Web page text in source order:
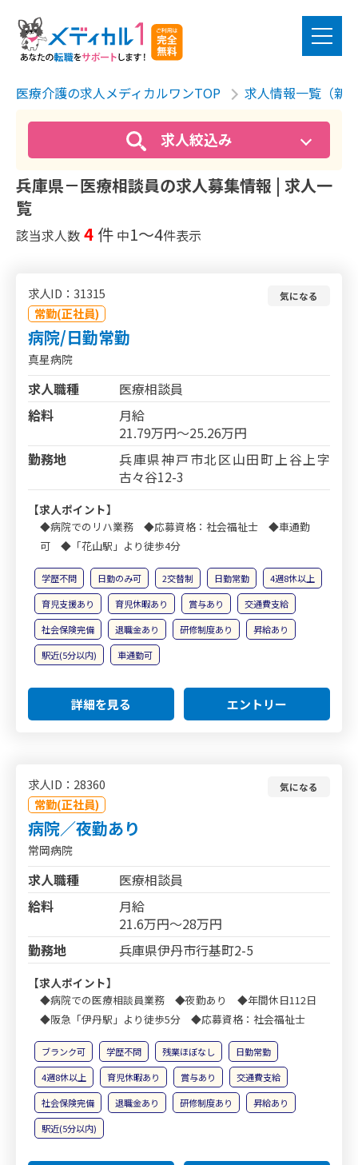
医療介護の求人メディカルワンTOP 求人情報一覧（新
求人絞込み
兵庫県－医療相談員の求人募集情報 | 求人一
覧
該当求人数 4 件 中1〜4件表示
求人ID：31315
常勤(正社員)
気になる
病院/日勤常勤
真星病院
求人職種
医療相談員
給料
月給
21.79万円～25.26万円
勤務地
兵庫県神戸市北区山田町上谷上字
古々谷12-3
【求人ポイント】
◆病院でのリハ業務 ◆応募資格：社会福祉士 ◆車通勤
可 ◆「花山駅」より徒歩4分
学歴不問 日勤のみ可 2交替制 日勤常勤
4週8休以上
育児支援あり
育児休暇あり 賞与あり
交通費支給
社会保険完備
退職金あり 研修制度あり
昇給あり
駅近(5分以内)
車通勤可
詳細を見る エントリー
求人ID：28360
常勤(正社員)
気になる
病院／夜勤あり
常岡病院
求人職種
医療相談員
給料
月給
21.6万円～28万円
勤務地
兵庫県伊丹市行基町2-5
【求人ポイント】
◆病院での医療相談員業務 ◆夜勤あり ◆年間休日112日
◆阪急「伊丹駅」より徒歩5分 ◆応募資格：社会福祉士
ブランク可 学歴不問 残業ほぼなし
日勤常勤
4週8休以上
育児休暇あり 賞与あり
交通費支給
社会保険完備
退職金あり 研修制度あり
昇給あり
駅近(5分以内)